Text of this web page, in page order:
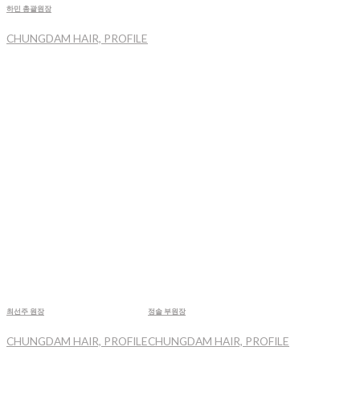
하민 총괄원장
CHUNGDAM HAIR, PROFILE
최선주 원장
CHUNGDAM HAIR, PROFILE
정솔 부원장
CHUNGDAM HAIR, PROFILE